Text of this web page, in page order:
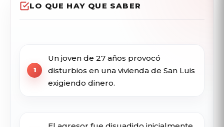
LO QUE HAY QUE SABER
Un joven de 27 años provocó
disturbios en una vivienda de San Luis
exigiendo dinero.